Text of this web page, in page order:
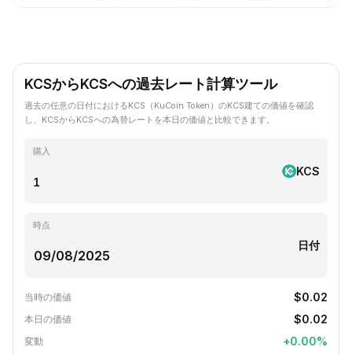
KCSからKCSへの過去レート計算ツール
過去の任意の日付におけるKCS（KuCoin Token）のKCS建ての価値を確認
し、KCSからKCSへの為替レートを本日の価値と比較できます。
購入
KCS
時点
日付
当時の価値 $0.02
本日の価値 $0.02
変動 +0.00%